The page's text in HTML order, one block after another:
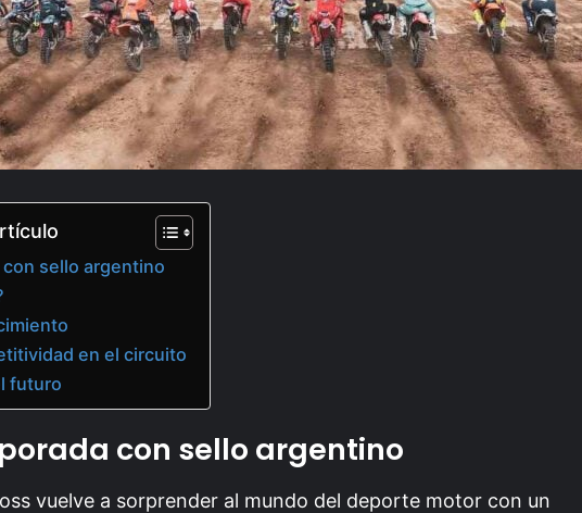
sello argentino
en el circuito
futuro
con sello argentino
vuelve a sorprender al mundo del deporte motor con un